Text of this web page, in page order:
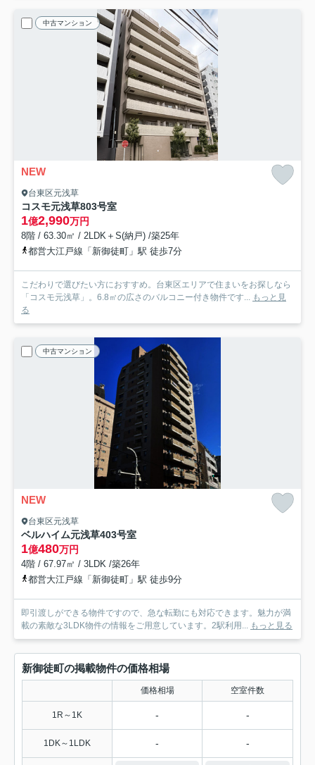
中古マンション
NEW
台東区元浅草
コスモ元浅草803号室
1億2,990万円
8階 / 63.30㎡ / 2LDK＋S(納戸) /築25年
都営大江戸線「新御徒町」駅 徒歩7分
こだわりで選びたい方におすすめ。台東区エリアで住まいをお探しなら
「コスモ元浅草」。6.8㎡の広さのバルコニー付き物件です... もっと見
る
中古マンション
NEW
台東区元浅草
ベルハイム元浅草403号室
1億480万円
4階 / 67.97㎡ / 3LDK /築26年
都営大江戸線「新御徒町」駅 徒歩9分
即引渡しができる物件ですので、急な転勤にも対応できます。魅力が満
載の素敵な3LDK物件の情報をご用意しています。2駅利用... もっと見る
新御徒町の掲載物件の価格相場
価格相場 空室件数
1R～1K - -
1DK～1LDK - -